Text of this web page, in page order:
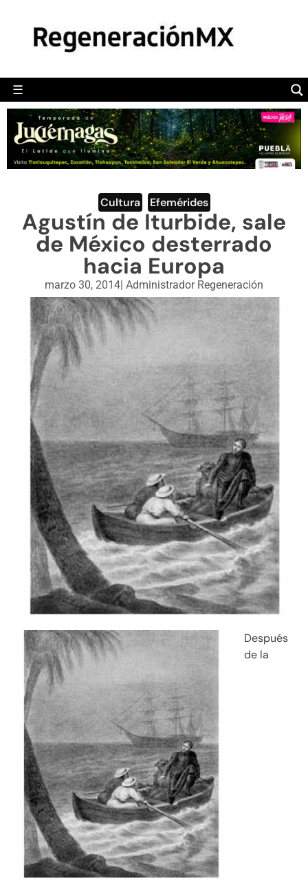
☰
POLÍTICA
CAMALEÓN
OPINIÓN
DEPORTES
ENGLISH SECTION
VIDEOS
Cultura Efemérides
Agustín de Iturbide, sale
de México desterrado
hacia Europa
marzo 30, 2014| Administrador Regeneración
Después
de la